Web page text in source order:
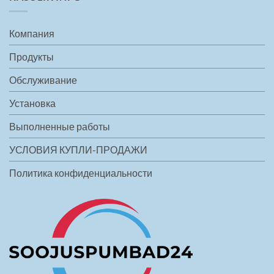
Компания
Продукты
Обслуживание
Установка
Выполненные работы
УСЛОВИЯ КУПЛИ-ПРОДАЖИ
Политика конфиденциальности